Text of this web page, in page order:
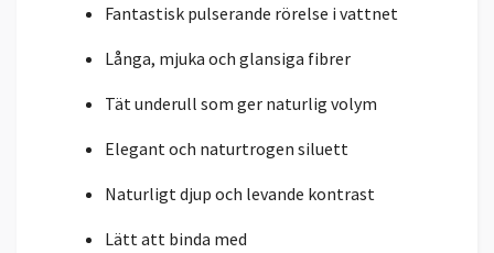
Fantastisk pulserande rörelse i vattnet
Långa, mjuka och glansiga fibrer
Tät underull som ger naturlig volym
Elegant och naturtrogen siluett
Naturligt djup och levande kontrast
Lätt att binda med